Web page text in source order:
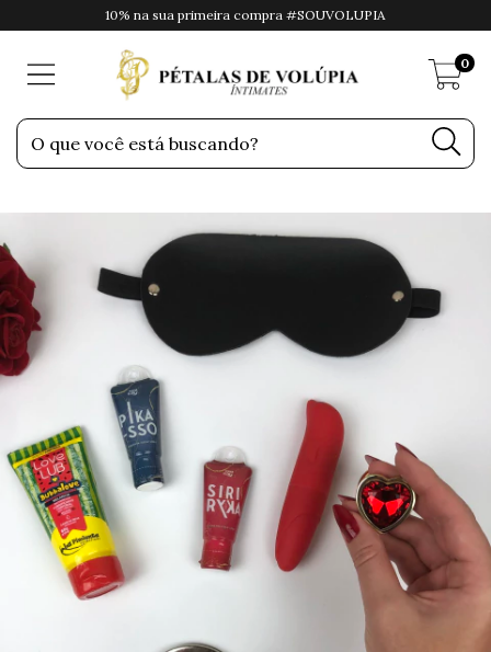
10% na sua primeira compra #SOUVOLUPIA
0